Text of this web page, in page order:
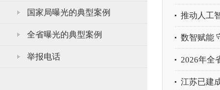
国家局曝光的典型案例
全省曝光的典型案例
举报电话
推动人工
数智赋能
2026年全
江苏已建